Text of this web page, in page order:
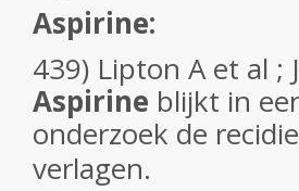
Aspirine:
439) Lipton A et al ;
Aspirine blijkt in
onderzoek de
verlagen.